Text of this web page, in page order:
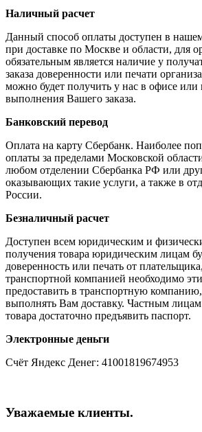
Наличный расчет
Данный способ оплаты доступен в
при доставке по Москве и области, для
обязательным является наличие у
заказа доверенности или печати
можно будет получить у нас в офисе или
выполнения Вашего заказа.
Банковский перевод
Оплата на карту Сбербанк. Наиболее
оплаты за пределами Московской
любом отделении Сбербанка РФ или
оказывающих такие услуги, а также в
России.
Безналичный расчет
Доступен всем юридическим и
получения товара юридическим лицам
доверенность или печать от
транспортной компанией необходимо
предоставить в транспортную компанию,
выполнять Вам доставку. Частным
товара достаточно предъявить паспорт.
Электронные деньги
Счёт Яндекс Денег: 41001819674953
Уважаемые клиенты.